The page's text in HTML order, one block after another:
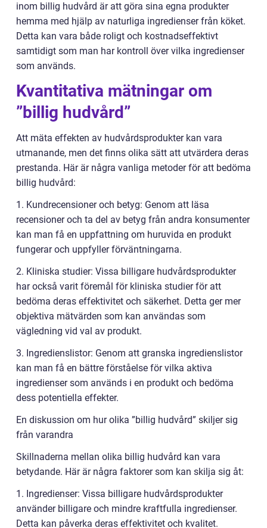
inom billig hudvård är att göra sina egna produkter
hemma med hjälp av naturliga ingredienser från köket.
Detta kan vara både roligt och kostnadseffektivt
samtidigt som man har kontroll över vilka ingredienser
som används.
Kvantitativa mätningar om
”billig hudvård”
Att mäta effekten av hudvårdsprodukter kan vara
utmanande, men det finns olika sätt att utvärdera deras
prestanda. Här är några vanliga metoder för att bedöma
billig hudvård:
1. Kundrecensioner och betyg: Genom att läsa
recensioner och ta del av betyg från andra konsumenter
kan man få en uppfattning om huruvida en produkt
fungerar och uppfyller förväntningarna.
2. Kliniska studier: Vissa billigare hudvårdsprodukter
har också varit föremål för kliniska studier för att
bedöma deras effektivitet och säkerhet. Detta ger mer
objektiva mätvärden som kan användas som
vägledning vid val av produkt.
3. Ingredienslistor: Genom att granska ingredienslistor
kan man få en bättre förståelse för vilka aktiva
ingredienser som används i en produkt och bedöma
dess potentiella effekter.
En diskussion om hur olika ”billig hudvård” skiljer sig
från varandra
Skillnaderna mellan olika billig hudvård kan vara
betydande. Här är några faktorer som kan skilja sig åt:
1. Ingredienser: Vissa billigare hudvårdsprodukter
använder billigare och mindre kraftfulla ingredienser.
Detta kan påverka deras effektivitet och kvalitet.